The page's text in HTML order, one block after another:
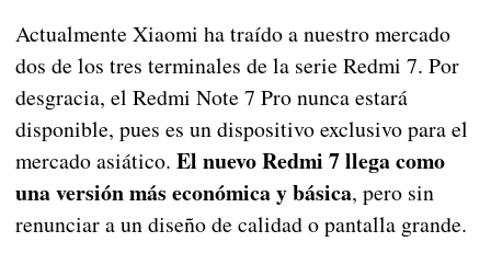
Actualmente Xiaomi ha traído a nuestro mercado
dos de los tres terminales de la serie Redmi 7. Por
desgracia, el Redmi Note 7 Pro nunca estará
disponible, pues es un dispositivo exclusivo para el
mercado asiático. El nuevo Redmi 7 llega como
una versión más económica y básica, pero sin
renunciar a un diseño de calidad o pantalla grande.